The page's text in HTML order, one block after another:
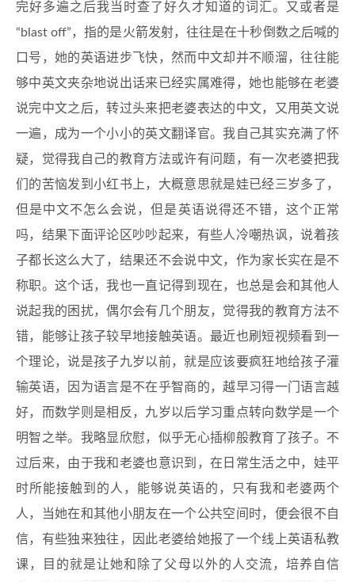
完好多遍之后我当时查了好久才知道的词汇。又或者是
“blast off”，指的是火箭发射，往往是在十秒倒数之后喊的
口号，她的英语进步飞快，然而中文却并不顺溜，往往能
够中英文夹杂地说出话来已经实属难得，她也能够在老婆
说完中文之后，转过头来把老婆表达的中文，又用英文说
一遍，成为一个小小的英文翻译官。我自己其实充满了怀
疑，觉得我自己的教育方法或许有问题，有一次老婆把我
们的苦恼发到小红书上，大概意思就是娃已经三岁多了，
但是中文不怎么会说，但是英语说得还不错，这个正常
吗，结果下面评论区吵吵起来，有些人冷嘲热讽，说着孩
子都长这么大了，结果还不会说中文，作为家长实在是不
称职。这个话，我也一直记得到现在，也总是会和其他人
说起我的困扰，偶尔会有几个朋友，觉得我的教育方法不
错，能够让孩子较早地接触英语。最近也刷短视频看到一
个理论，说是孩子九岁以前，就是应该要疯狂地给孩子灌
输英语，因为语言是不在乎智商的，越早习得一门语言越
好，而数学则是相反，九岁以后学习重点转向数学是一个
明智之举。我略显欣慰，似乎无心插柳般教育了孩子。不
过后来，由于我和老婆也意识到，在日常生活之中，娃平
时所能接触到的人，能够说英语的，只有我和老婆两个
人，当她在和其他小朋友在一个公共空间时，便会很不自
信，有些独来独往，因此老婆给她报了一个线上英语私教
课，目的就是让她和除了父母以外的人交流，培养自信